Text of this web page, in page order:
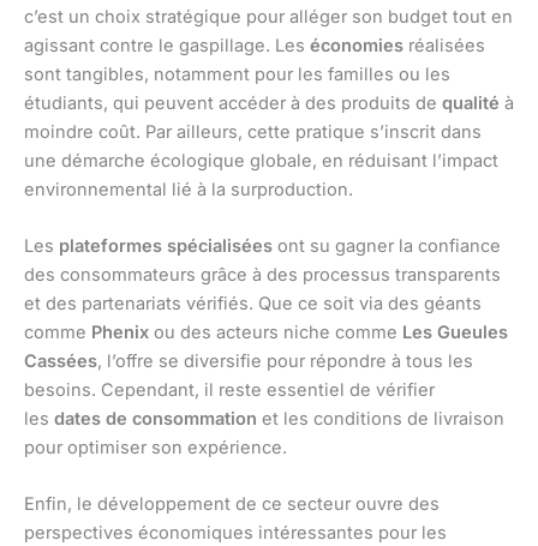
c’est un choix stratégique pour alléger son budget tout en
agissant contre le gaspillage. Les économies réalisées
sont tangibles, notamment pour les familles ou les
étudiants, qui peuvent accéder à des produits de qualité à
moindre coût. Par ailleurs, cette pratique s’inscrit dans
une démarche écologique globale, en réduisant l’impact
environnemental lié à la surproduction.
Les plateformes spécialisées ont su gagner la confiance
des consommateurs grâce à des processus transparents
et des partenariats vérifiés. Que ce soit via des géants
comme Phenix ou des acteurs niche comme Les Gueules
Cassées, l’offre se diversifie pour répondre à tous les
besoins. Cependant, il reste essentiel de vérifier
les dates de consommation et les conditions de livraison
pour optimiser son expérience.
Enfin, le développement de ce secteur ouvre des
perspectives économiques intéressantes pour les